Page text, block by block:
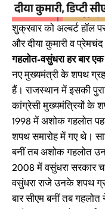
शुक्रवार को अल्बर्ट हॉल
और दीया कुमारी व
गहलोत-वसुंधरा हर बार
नए मुख्यमंत्री के शपथ
हैं। राजस्थान में इसकी
कांग्रेसी मुख्यमंत्रियों के
1998 में अशोक गहलोत
शपथ समारोह में गए थे।
बनीं तब अशोक गहलोत
2008 में वसुंधरा सरकार
वसुंधरा राजे उनके शपथ
बार सीएम बनीं तब गहलोत